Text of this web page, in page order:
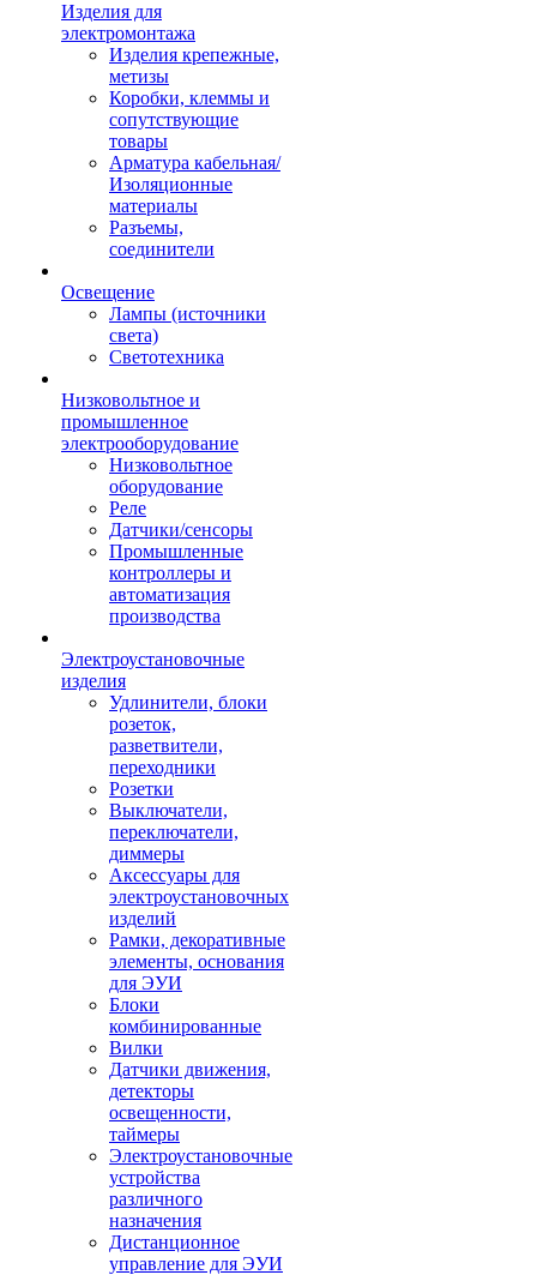
Изделия для
электромонтажа
Изделия крепежные,
метизы
Коробки, клеммы и
сопутствующие
товары
Арматура кабельная/
Изоляционные
материалы
Разъемы,
соединители
Освещение
Лампы (источники
света)
Светотехника
Низковольтное и
промышленное
электрооборудование
Низковольтное
оборудование
Реле
Датчики/сенсоры
Промышленные
контроллеры и
автоматизация
производства
Электроустановочные
изделия
Удлинители, блоки
розеток,
разветвители,
переходники
Розетки
Выключатели,
переключатели,
диммеры
Аксессуары для
электроустановочных
изделий
Рамки, декоративные
элементы, основания
для ЭУИ
Блоки
комбинированные
Вилки
Датчики движения,
детекторы
освещенности,
таймеры
Электроустановочные
устройства
различного
назначения
Дистанционное
управление для ЭУИ